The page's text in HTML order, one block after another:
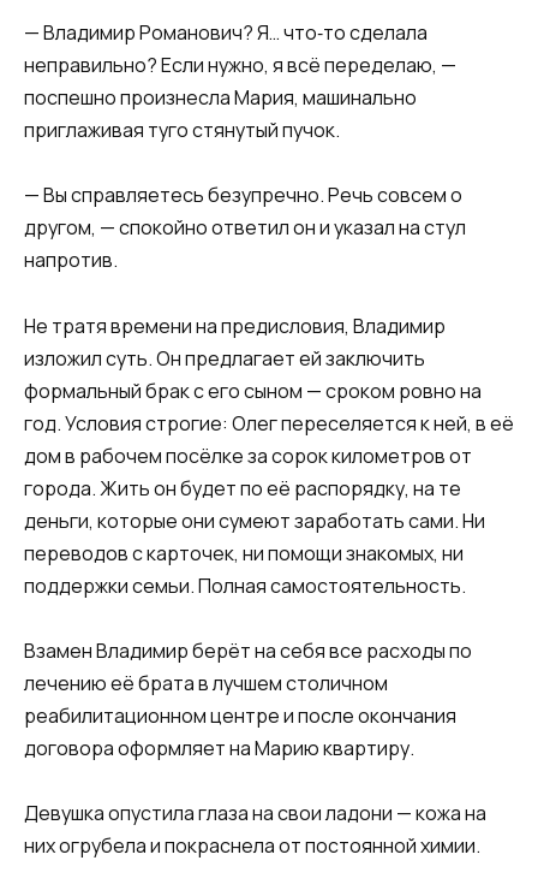
— Владимир Романович? Я… что‑то сделала
неправильно? Если нужно, я всё переделаю, —
поспешно произнесла Мария, машинально
приглаживая туго стянутый пучок.
— Вы справляетесь безупречно. Речь совсем о
другом, — спокойно ответил он и указал на стул
напротив.
Не тратя времени на предисловия, Владимир
изложил суть. Он предлагает ей заключить
формальный брак с его сыном — сроком ровно на
год. Условия строгие: Олег переселяется к ней, в её
дом в рабочем посёлке за сорок километров от
города. Жить он будет по её распорядку, на те
деньги, которые они сумеют заработать сами. Ни
переводов с карточек, ни помощи знакомых, ни
поддержки семьи. Полная самостоятельность.
Взамен Владимир берёт на себя все расходы по
лечению её брата в лучшем столичном
реабилитационном центре и после окончания
договора оформляет на Марию квартиру.
Девушка опустила глаза на свои ладони — кожа на
них огрубела и покраснела от постоянной химии.